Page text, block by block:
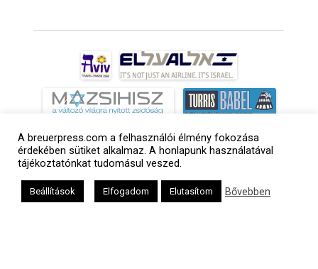
A breuerpress.com a felhasználói élmény fokozása
érdekében sütiket alkalmaz. A honlapunk használatával
tájékoztatónkat tudomásul veszed.
Beállítások Elfogadom Elutasítom Bővebben